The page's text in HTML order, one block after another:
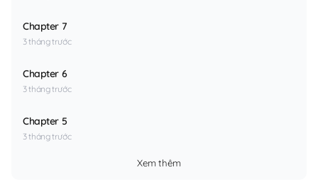
Chapter 7
3 tháng trước
Chapter 6
3 tháng trước
Chapter 5
3 tháng trước
Xem thêm